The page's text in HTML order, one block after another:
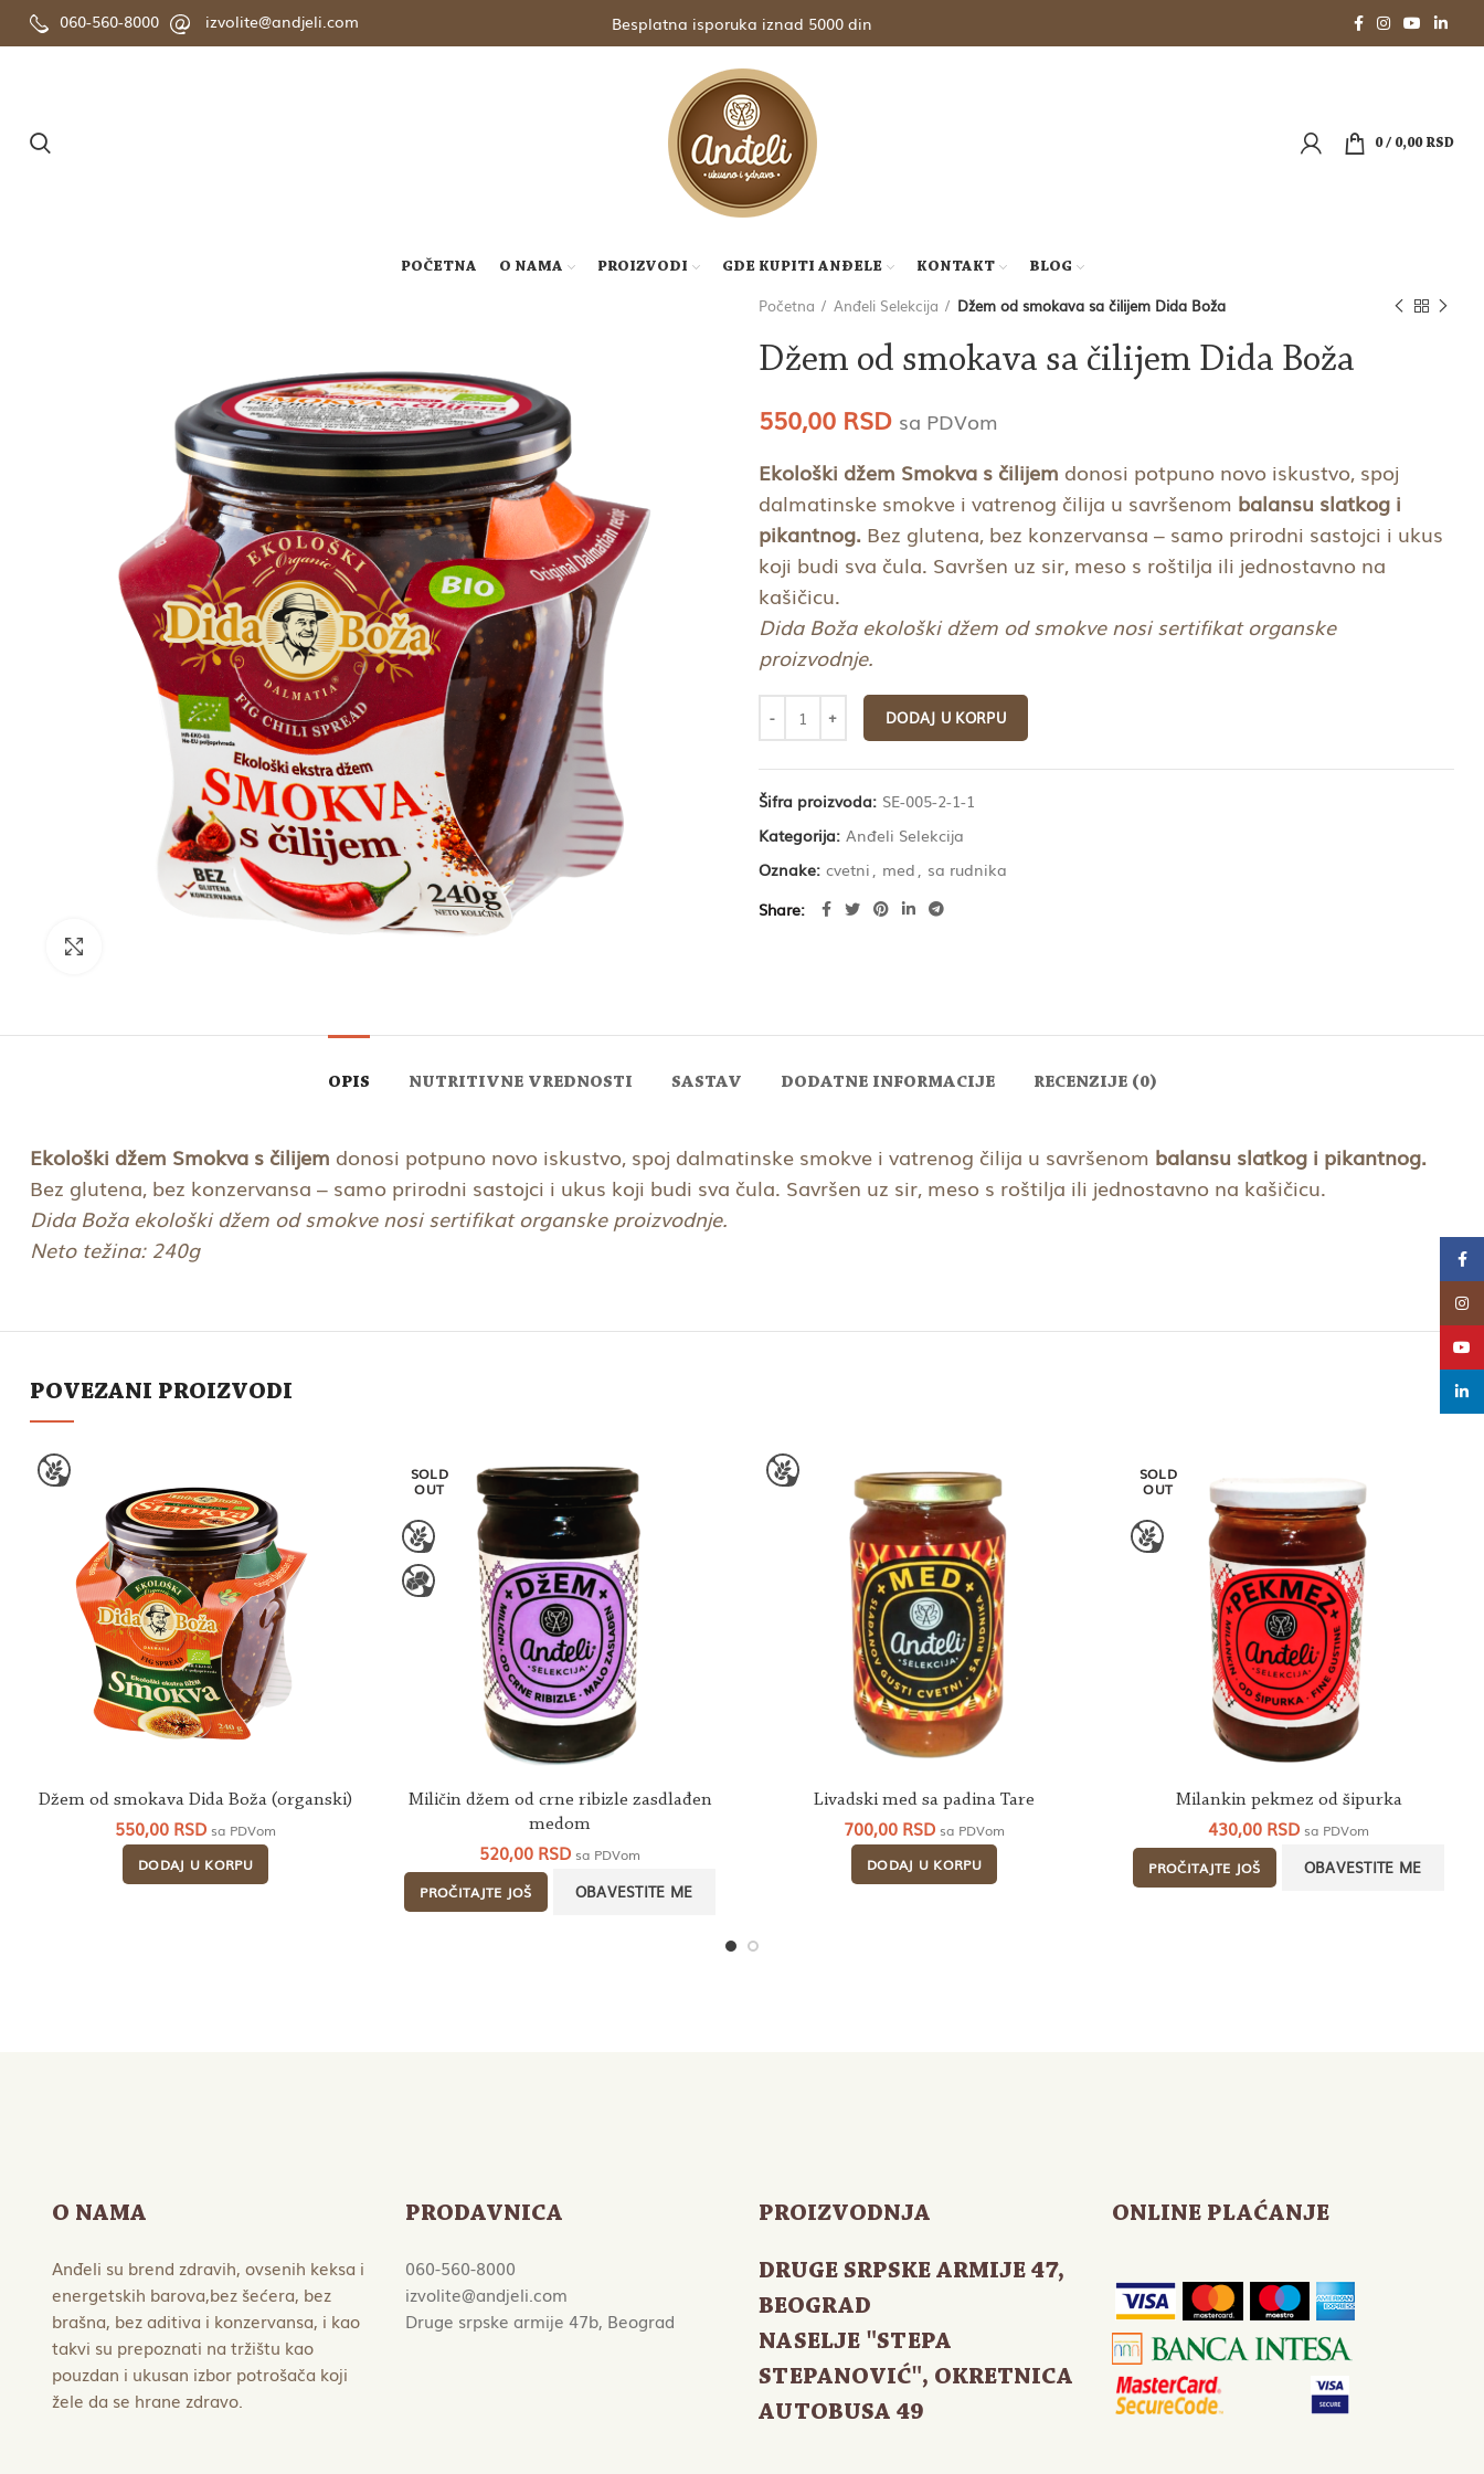
060-560-8000 izvolite@andjeli.com Besplatna isporuka iznad 5000 din
0/ 0,00 RSD
POČETNA O NAMA PROIZVODI GDE KUPITI ANĐELE KONTAKT BLOG
Početna Anđeli Selekcija Džem od smokava sa čilijem Dida Boža
Džem od smokava sa čilijem Dida Boža
550,00 RSD sa PDVom
Ekološki džem Smokva s čilijem donosi potpuno novo iskustvo, spoj
dalmatinske smokve i vatrenog čilija u savršenom balansu slatkog i
pikantnog. Bez glutena, bez konzervansa – samo prirodni sastojci i ukus
koji budi sva čula. Savršen uz sir, meso s roštilja ili jednostavno na
kašičicu.
Dida Boža ekološki džem od smokve nosi sertifikat organske
proizvodnje.
DODAJ U KORPU
Šifra proizvoda: SE-005-2-1-1
Kategorija: Anđeli Selekcija
Oznake: cvetni , med , sa rudnika
Share
OPIS NUTRITIVNE VREDNOSTI SASTAV DODATNE INFORMACIJE RECENZIJE (0)
Ekološki džem Smokva s čilijem donosi potpuno novo iskustvo, spoj dalmatinske smokve i vatrenog čilija u savršenom balansu slatkog i pikantnog.
Bez glutena, bez konzervansa – samo prirodni sastojci i ukus koji budi sva čula. Savršen uz sir, meso s roštilja ili jednostavno na kašičicu.
Dida Boža ekološki džem od smokve nosi sertifikat organske proizvodnje.
Neto težina: 240g
POVEZANI PROIZVODI
Džem od smokava Dida Boža (organski)
550,00 RSD sa PDVom
DODAJ U KORPU
SOLD
OUT
Miličin džem od crne ribizle zasdlađen
medom
520,00 RSD sa PDVom
PROČITAJTE JOŠ
Livadski med sa padina Tare
700,00 RSD sa PDVom
DODAJ U KORPU
SOLD
OUT
Milankin pekmez od šipurka
430,00 RSD sa PDVom
PROČITAJTE JOŠ
O NAMA
Anđeli su brend zdravih, ovsenih keksa i
energetskih barova,bez šećera, bez
brašna, bez aditiva i konzervansa, i kao
takvi su prepoznati na tržištu kao
pouzdan i ukusan izbor potrošača koji
žele da se hrane zdravo.
PRODAVNICA
060-560-8000
izvolite@andjeli.com
Druge srpske armije 47b, Beograd
PROIZVODNJA
DRUGE SRPSKE ARMIJE 47,
BEOGRAD
NASELJE "STEPA
STEPANOVIĆ", OKRETNICA
AUTOBUSA 49
ONLINE PLAĆANJE